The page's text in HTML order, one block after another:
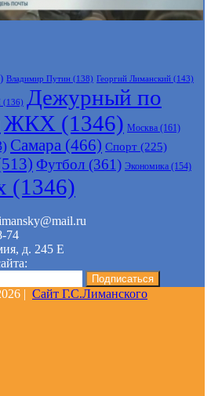
Владимир Путин (138) Георгий Лиманский (143)
(136) Дежурный по
ЖКХ (1346) Москва (161)
Самара (466) Спорт (225)
Футбол (361) Экономика (154)
(1346)
74
д. 245 Е
| Сайт Г.С.Лиманского